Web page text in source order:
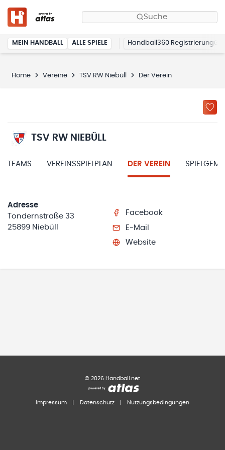
Suche
MEIN HANDBALL ALLE SPIELE Handball360 Registrierung
Home Vereine TSV RW Niebüll Der Verein
TSV RW NIEBÜLL
TEAMS VEREINSSPIELPLAN DER VEREIN
Adresse
Tondernstraße 33
25899 Niebüll
Facebook
E-Mail
Website
© 2026 Handball.net
Impressum Datenschutz Nutzungsbedingungen